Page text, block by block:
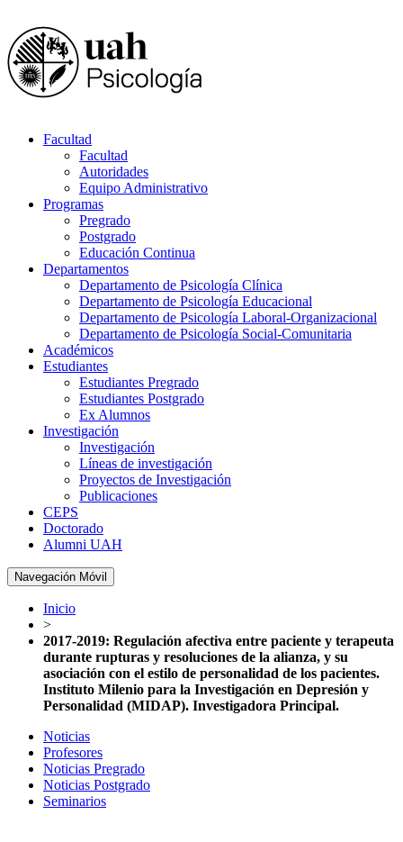
Facultad
Facultad
Autoridades
Equipo Administrativo
Programas
Pregrado
Postgrado
Educación Continua
Departamentos
Departamento de Psicología Clínica
Departamento de Psicología Educacional
Departamento de Psicología Laboral-Organizacional
Departamento de Psicología Social-Comunitaria
Académicos
Estudiantes
Estudiantes Pregrado
Estudiantes Postgrado
Ex Alumnos
Investigación
Investigación
Líneas de investigación
Proyectos de Investigación
Publicaciones
CEPS
Doctorado
Alumni UAH
Navegación Móvil
Inicio
>
2017-2019: Regulación afectiva entre paciente y terapeuta
durante rupturas y resoluciones de la alianza, y su
asociación con el estilo de personalidad de los pacientes.
Instituto Milenio para la Investigación en Depresión y
Personalidad (MIDAP). Investigadora Principal.
Noticias
Profesores
Noticias Pregrado
Noticias Postgrado
Seminarios